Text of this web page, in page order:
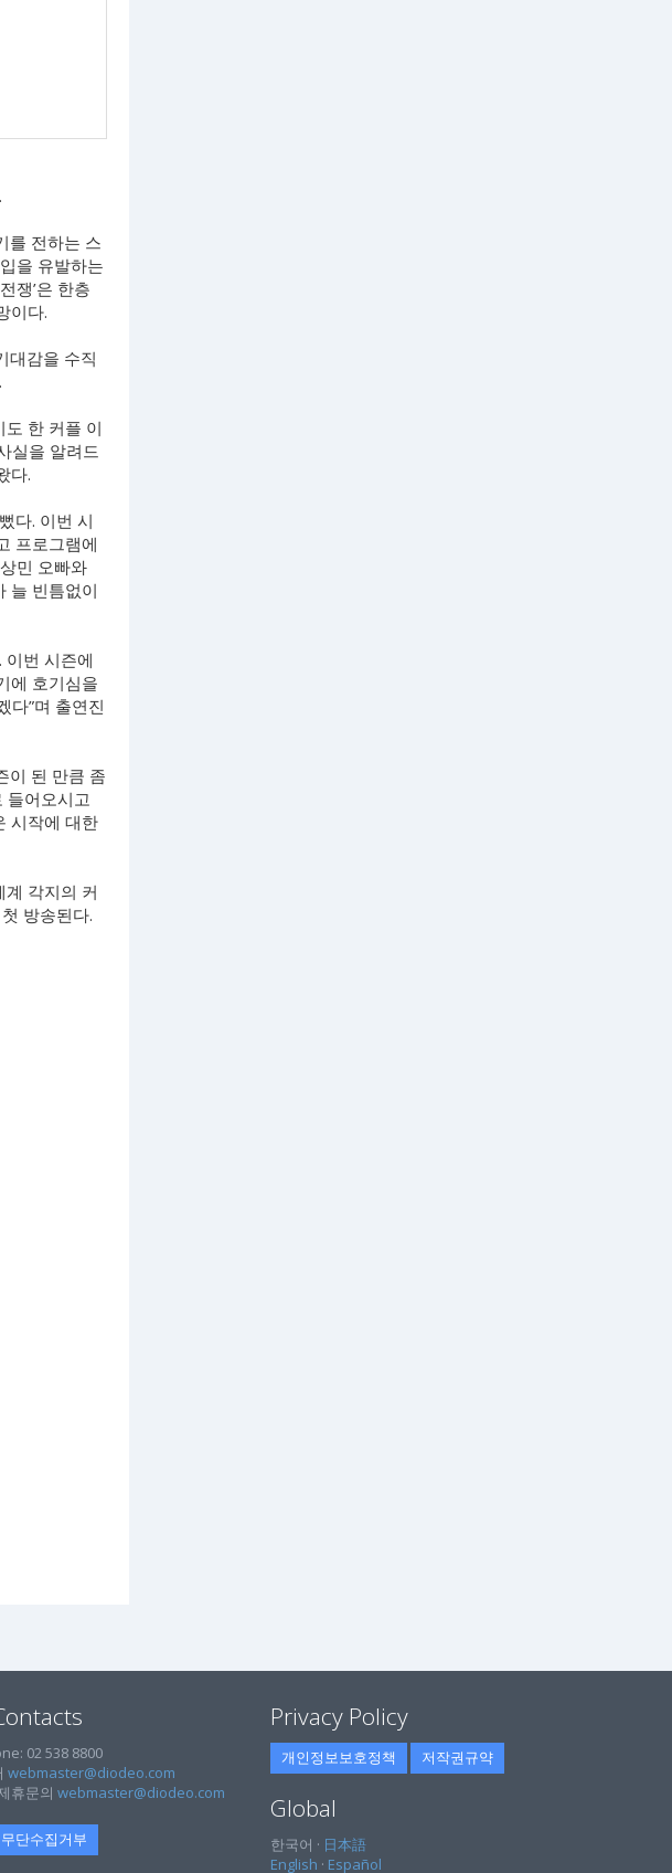
를 전하는 스
을 유발하는
쟁’은 한층
이다.
대감을 수직
한 커플 이
실을 알려드
다.
다. 이번 시
프로그램에
민 오빠와
늘 빈틈없이
이번 시즌에
에 호기심을
다”며 출연진
이 된 만큼 좀
들어오시고
시작에 대한
계 각지의 커
방송된다.
02 538 8800
webmaster@diodeo.com
휴문의 webmaster@diodeo.com
단수집거부
Privacy Policy
개인정보보호정책 저작권규약
Global
한국어 · 日本語
English · Español